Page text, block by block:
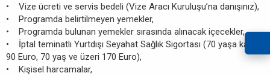
• Vize ücreti ve servis bedeli (Vize Aracı Kuruluşu’na danışınız),
• Programda belirtilmeyen yemekler,
• Programda bulunan yemekler sırasında alınacak içecekler,
• İptal teminatlı Yurtdışı Seyahat Sağlık Sigortası (70 yaşa kadar
90 Euro, 70 yaş ve üzeri 170 Euro),
• Kişisel harcamalar,